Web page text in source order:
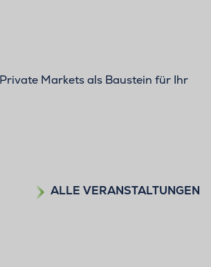
Markets als Baustein für Ihr
ALLE VERANSTALTUNGEN